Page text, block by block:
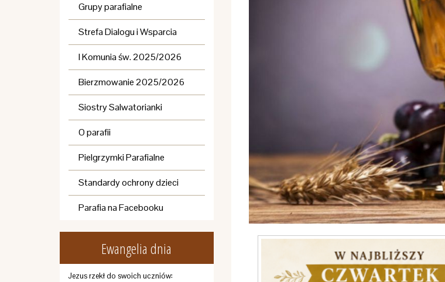
Grupy parafialne
Strefa Dialogu i Wsparcia
I Komunia św. 2025/2026
Bierzmowanie 2025/2026
Siostry Salwatorianki
O parafii
Pielgrzymki Parafialne
Standardy ochrony dzieci
Parafia na Facebooku
Ewangelia dnia
Jezus rzekł do swoich uczniów: